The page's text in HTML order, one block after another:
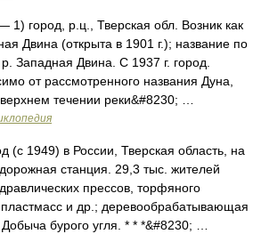
1) город, р.ц., Тверская обл. Возник как
Двина (открыта в 1901 г.); название по
Западная Двина. С 1937 г. город.
от рассмотренного названия Дуна,
течении реки&#8230; …
(с 1949) в России, Тверская область, на
станция. 29,3 тыс. жителей
прессов, торфяного
и др.; деревообрабатывающая
бурого угля. * * *&#8230; …